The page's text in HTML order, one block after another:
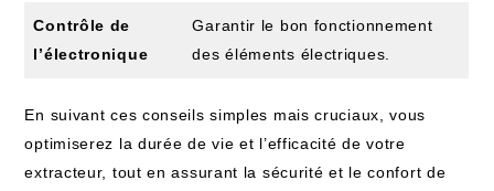
Contrôle de
l’électronique
Garantir le bon fonctionnement
des éléments électriques.
En suivant ces conseils simples mais cruciaux, vous
optimiserez la durée de vie et l’efficacité de votre
extracteur, tout en assurant la sécurité et le confort de